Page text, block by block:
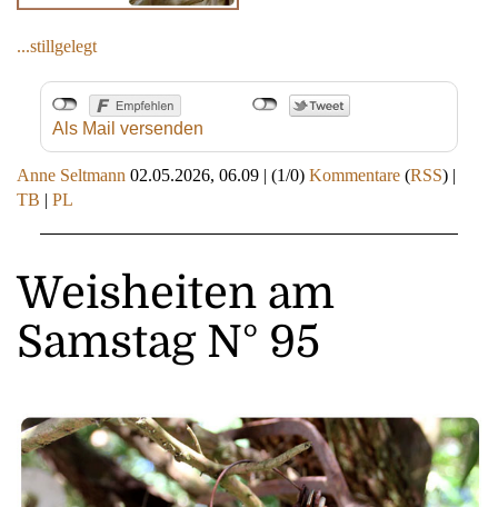
...stillgelegt
Als Mail versenden
Anne Seltmann 02.05.2026, 06.09 | (1/0) Kommentare (RSS) |
TB | PL
Weisheiten am
Samstag N° 95